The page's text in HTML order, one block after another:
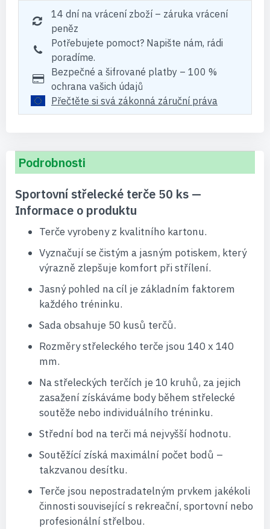
14 dní na vrácení zboží – záruka vrácení
peněz
Potřebujete pomoct? Napište nám, rádi
poradíme.
Bezpečné a šifrované platby – 100 %
ochrana vašich údajů
Přečtěte si svá zákonná záruční práva
Podrobnosti
Sportovní střelecké terče 50 ks —
Informace o produktu
Terče vyrobeny z kvalitního kartonu.
Vyznačují se čistým a jasným potiskem, který
výrazně zlepšuje komfort při střílení.
Jasný pohled na cíl je základním faktorem
každého tréninku.
Sada obsahuje 50 kusů terčů.
Rozměry střeleckého terče jsou 140 x 140
mm.
Na střeleckých terčích je 10 kruhů, za jejich
zasažení získáváme body během střelecké
soutěže nebo individuálního tréninku.
Střední bod na terči má nejvyšší hodnotu.
Soutěžící získá maximální počet bodů –
takzvanou desítku.
Terče jsou nepostradatelným prvkem jakékoli
činnosti související s rekreační, sportovní nebo
profesionální střelbou.